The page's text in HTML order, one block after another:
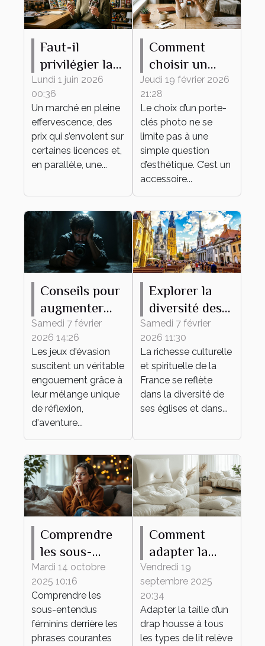
Faut-il
privilégier la
rareté ou
l’attachement
émotionnel
pour sa
collection de
figurines ?
Lundi 1 juin 2026
00:36
Un marché en pleine
effervescence, des
prix qui s’envolent sur
certaines licences et,
en parallèle, une...
Comment
choisir un
porte-clés
photo idéal
pour vous ?
Jeudi 19 février 2026
21:28
Le choix d’un porte-
clés photo ne se
limite pas à une
simple question
d’esthétique. C’est un
accessoire...
Conseils pour
augmenter
vos chances
de succès
dans un jeu
d'évasion
Samedi 7 février
2026 14:26
Les jeux d'évasion
suscitent un véritable
engouement grâce à
leur mélange unique
de réflexion,
d'aventure...
Explorer la
diversité des
églises
françaises à
travers leurs
messes
Samedi 7 février
2026 11:30
La richesse culturelle
et spirituelle de la
France se reflète
dans la diversité de
ses églises et dans...
Comprendre
les sous-
entendus
féminins
derrière les
phrases
courantes
Mardi 14 octobre
2025 10:16
Comprendre les
sous-entendus
féminins derrière les
phrases courantes
Comment
adapter la
taille de votre
drap housse à
tout type de
lit ?
Vendredi 19
septembre 2025
20:34
Adapter la taille d’un
drap housse à tous
les types de lit relève